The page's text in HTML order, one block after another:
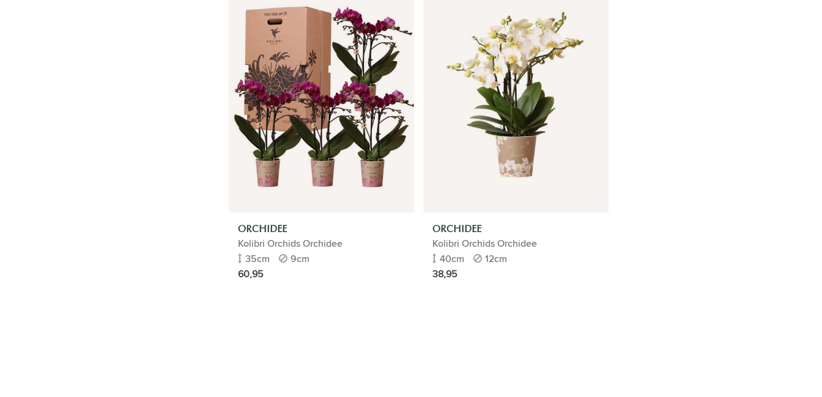
ORCHIDEE
Kolibri Orchids Orchidee
35cm
9cm
60,95
ORCHIDEE
Kolibri Orchids Orchidee
40cm
12cm
38,95